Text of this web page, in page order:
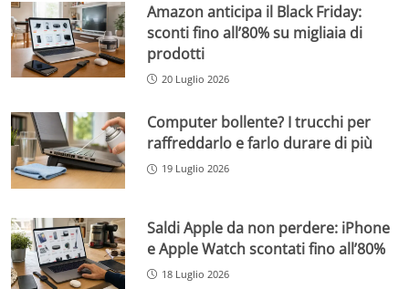
Amazon anticipa il Black Friday:
sconti fino all’80% su migliaia di
prodotti
20 Luglio 2026
Computer bollente? I trucchi per
raffreddarlo e farlo durare di più
19 Luglio 2026
Saldi Apple da non perdere: iPhone
e Apple Watch scontati fino all’80%
18 Luglio 2026